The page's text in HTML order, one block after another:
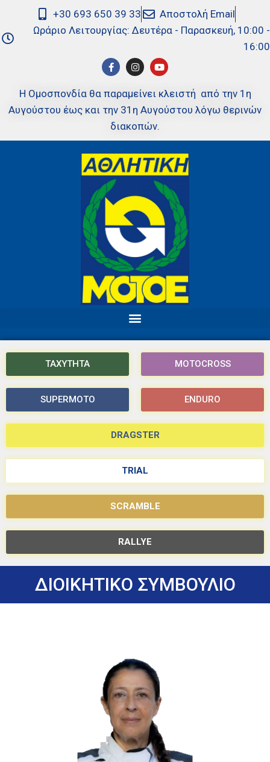
+30 693 650 39 33
Αποστολή Email
Ωράριο Λειτουργίας: Δευτέρα - Παρασκευή, 10:00 -
16:00
Η Ομοσπονδία θα παραμείνει κλειστή από την 1η
Αυγούστου έως και την 31η Αυγούστου λόγω θερινών
διακοπών.
ΤΑΧΥΤΗΤΑ MOTOCROSS
SUPERMOTO ENDURO
DRAGSTER
TRIAL
SCRAMBLE
RALLYE
ΔΙΟΙΚΗΤΙΚΟ ΣΥΜΒΟΥΛΙΟ